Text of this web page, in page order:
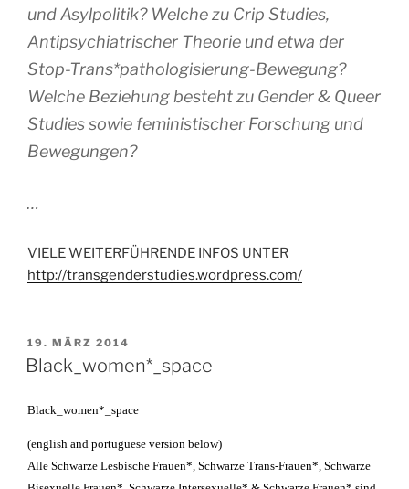
und Asylpolitik? Welche zu Crip Studies,
Antipsychiatrischer Theorie und etwa der
Stop-Trans*pathologisierung-Bewegung?
Welche Beziehung besteht zu Gender & Queer
Studies sowie feministischer Forschung und
Bewegungen?
…
VIELE WEITERFÜHRENDE INFOS UNTER
http://transgenderstudies.wordpress.com/
VERÖFFENTLICHT
AM
19. MÄRZ 2014
Black_women*_space
Black_women*_space
(english and portuguese version below)
Alle Schwarze Lesbische Frauen*, Schwarze Trans-Frauen*, Schwarze